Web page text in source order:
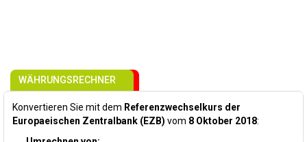
WÄHRUNGSRECHNER
Konvertieren Sie mit dem Referenzwechselkurs der
Europaeischen Zentralbank (EZB) vom 8 Oktober 2018: